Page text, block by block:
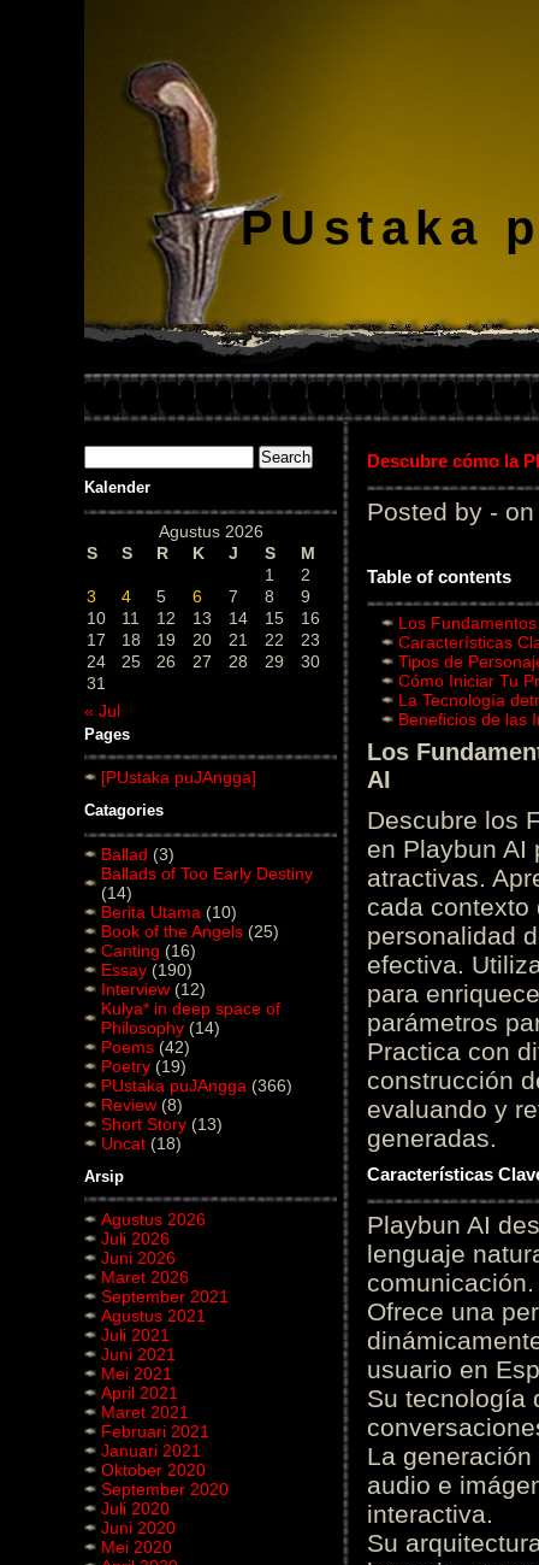
PUstaka
Kalender
Agustus 2026
S
S R K J S
M
1
2
3
4 5 6 7 8
9
10
11 12 13 14 15
16
17
18 19 20 21 22
23
24
25 26 27 28 29
30
31
« Jul
Pages
[PUstaka puJAngga]
Catagories
Ballad (3)
Ballads of Too Early Destiny
(14)
Berita Utama (10)
Book of the Angels (25)
Canting (16)
Essay (190)
Interview (12)
Kulya* in deep space of
Philosophy (14)
Poems (42)
Poetry (19)
PUstaka puJAngga (366)
Review (8)
Short Story (13)
Uncat (18)
Arsip
Agustus 2026
Juli 2026
Juni 2026
Maret 2026
September 2021
Agustus 2021
Juli 2021
Juni 2021
Mei 2021
April 2021
Maret 2021
Februari 2021
Januari 2021
Oktober 2020
September 2020
Juli 2020
Juni 2020
Mei 2020
Descubre cómo la
Posted by - on
Table of contents
Los
Características
Tipos de
Cómo Iniciar Tu
La Tecnología
Beneficios de las
Los
AI
Descubre los
en Playbun AI
atractivas.
cada contexto
personalidad
efectiva.
para
parámetros
Practica con
construcción
evaluando y
generadas.
Características
Playbun AI
lenguaje
comunicación.
Ofrece una
usuario en
Su tecnología
La
audio e
interactiva.
Su